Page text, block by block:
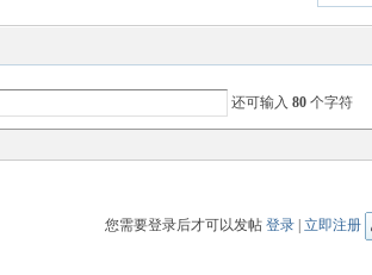
还可输入 80 个字符
您需要登录后才可以发帖 登录 立即注册